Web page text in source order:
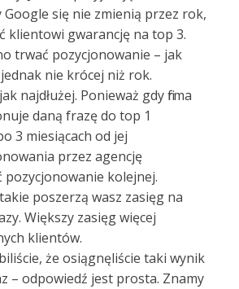
się nie zmienią przez rok,
klientowi gwarancję na top 3.
trwać pozycjonowanie – jak
jednak nie krócej niż rok.
najdłużej. Ponieważ gdy firma
daną frazę do top 1
3 miesiącach od jej
przez agencję
pozycjonowanie kolejnej.
poszerzą wasz zasięg na
Większy zasięg więcej
klientów.
że osiągnęliście taki wynik
– odpowiedź jest prosta. Znamy